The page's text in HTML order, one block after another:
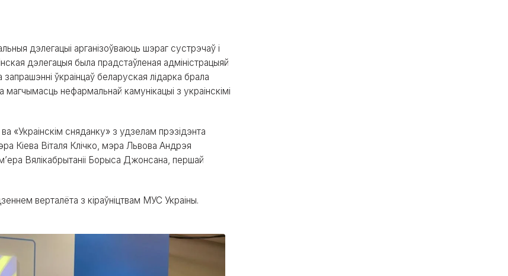
дэлегацыі арганізоўваюць шэраг сустрэчаў і
дэлегацыя была прадстаўленая адміністрацыяй
ўкраінцаў беларуская лідарка брала
нефармальнай камунікацыі з украінскімі
«Украінскім сняданку» з удзелам прэзідэнта
Кіева Віталя Клічко, мэра Львова Андрэя
Вялікабрытаніі Борыса Джонсана, першай
верталёта з кіраўніцтвам МУС Украіны.